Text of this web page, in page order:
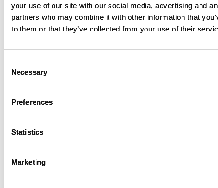
your use of our site with our social media, advertising and
partners who may combine it with other information that
to them or that they’ve collected from your use of their
Selection
Necessary
Preferences
Statistics
Marketing
gerelateerde procedures en materialen. De
opdrachtgever van de studie dekt deze
kosten. U en uw verzekeraar hoeven alleen
aanbevolen als behandeling. U moet ook
materialen die niet vereist zijn als
te praten.